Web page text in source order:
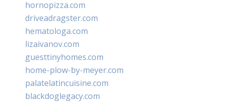
hornopizza.com
driveadragster.com
hematologa.com
lizaivanov.com
guesttinyhomes.com
home-plow-by-meyer.com
palatelatincuisine.com
blackdoglegacy.com